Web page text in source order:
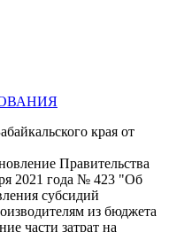
края от
Правительства
2021 года № 423 "Об
субсидий
из бюджета
части затрат на